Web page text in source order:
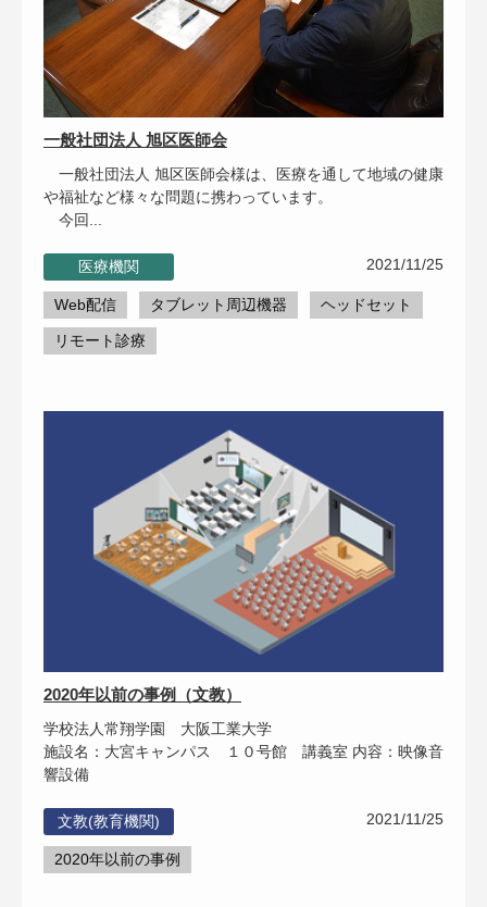
一般社団法人 旭区医師会
一般社団法人 旭区医師会様は、医療を通して地域の健康
や福祉など様々な問題に携わっています。
今回...
医療機関 2021/11/25
Web配信 タブレット周辺機器 ヘッドセット
リモート診療
2020年以前の事例（文教）
学校法人常翔学園 大阪工業大学
施設名：大宮キャンパス １０号館 講義室 内容：映像音
響設備
文教(教育機関) 2021/11/25
2020年以前の事例